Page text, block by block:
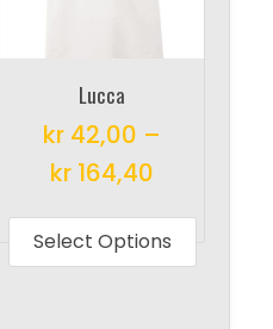
Lucca
kr 42,00 –
kr 164,40
Select Options
has